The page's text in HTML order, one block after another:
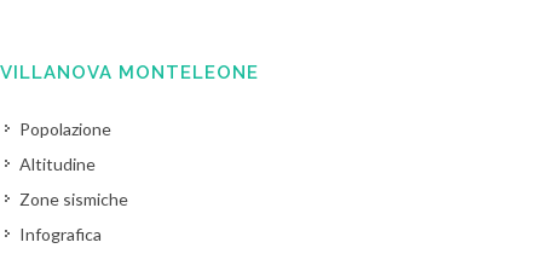
VILLANOVA MONTELEONE
Popolazione
Altitudine
Zone sismiche
Infografica